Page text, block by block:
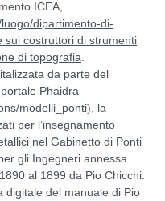
ICEA,
dipartimento-di-
sui costruttori di strumenti
di topografia
da parte del
Phaidra
modelli_ponti), la
per l’insegnamento
nel Gabinetto di Ponti
gli Ingegneri annessa
al 1899 da Pio Chicchi.
digitale del manuale di Pio